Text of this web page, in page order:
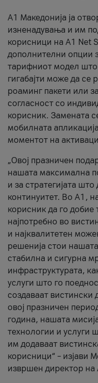
А1 Македонија ја
изненадувања и им
корисници на A1 Net
дополнителни опции
тарифниот модел што
гигабајти може да се
роаминг пакети или
согласност со
корисник. Замената
мобилната
моментот на
„Овој празничен
нашата максимална
и за стратегијата
континуитет. Во А1,
корисник да го
најпотребно во
и најквалитетен
решенија стои
стабилна и сигурна
инфраструктурата,
услуги што го
создаваат
овој празничен
година, нашата
технологии и услуги
им додаваат
корисници“ – изјави
извршен директор на